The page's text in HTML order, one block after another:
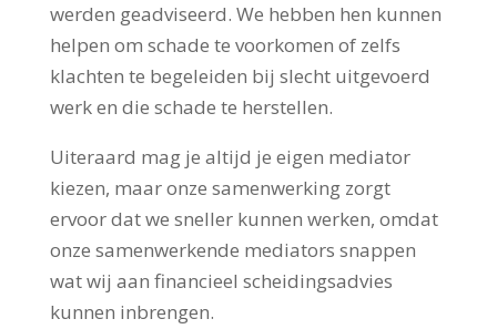
werden geadviseerd. We hebben hen kunnen
helpen om schade te voorkomen of zelfs
klachten te begeleiden bij slecht uitgevoerd
werk en die schade te herstellen.
Uiteraard mag je altijd je eigen mediator
kiezen, maar onze samenwerking zorgt
ervoor dat we sneller kunnen werken, omdat
onze samenwerkende mediators snappen
wat wij aan financieel scheidingsadvies
kunnen inbrengen.